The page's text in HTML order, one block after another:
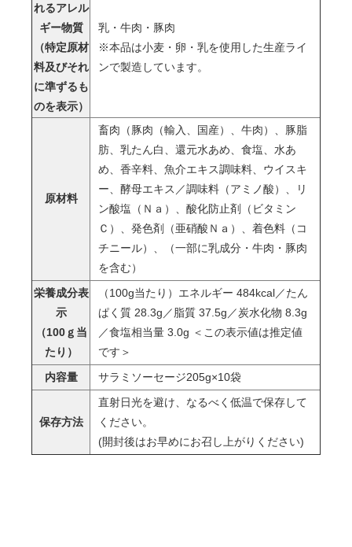
れるアレル
ギー物質
（特定原材
料及びそれ
に準ずるも
のを表示）
乳・牛肉・豚肉
※本品は小麦・卵・乳を使用した生産ライ
ンで製造しています。
原材料
畜肉（豚肉（輸入、国産）、牛肉）、豚脂
肪、乳たん白、還元水あめ、食塩、水あ
め、香辛料、魚介エキス調味料、ウイスキ
ー、酵母エキス／調味料（アミノ酸）、リ
ン酸塩（Ｎａ）、酸化防止剤（ビタミン
Ｃ）、発色剤（亜硝酸Ｎａ）、着色料（コ
チニール）、（一部に乳成分・牛肉・豚肉
を含む）
栄養成分表
示
（100ｇ当
たり）
（100g当たり）エネルギー 484kcal／たん
ぱく質 28.3g／脂質 37.5g／炭水化物 8.3g
／食塩相当量 3.0g ＜この表示値は推定値
です＞
内容量
サラミソーセージ205g×10袋
保存方法
直射日光を避け、なるべく低温で保存して
ください。
(開封後はお早めにお召し上がりください)